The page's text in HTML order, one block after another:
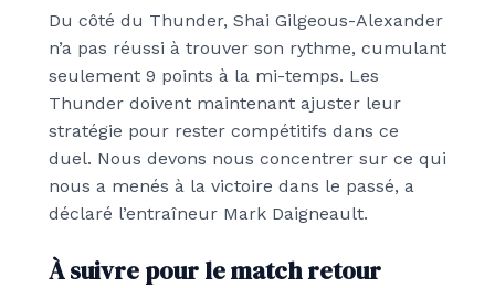
Du côté du Thunder, Shai Gilgeous-Alexander
n’a pas réussi à trouver son rythme, cumulant
seulement 9 points à la mi-temps. Les
Thunder doivent maintenant ajuster leur
stratégie pour rester compétitifs dans ce
duel. Nous devons nous concentrer sur ce qui
nous a menés à la victoire dans le passé, a
déclaré l’entraîneur Mark Daigneault.
À suivre pour le match retour